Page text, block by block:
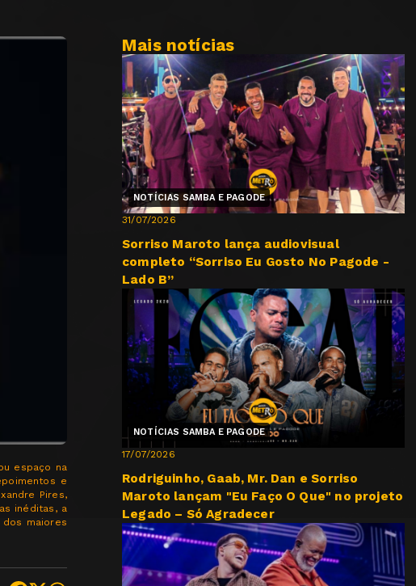
espaço na
e
Pires,
inéditas, a
maiores
Mais notícias
NOTÍCIAS SAMBA E PAGODE
31/07/2026
Sorriso Maroto lança audiovisual
completo “Sorriso Eu Gosto No Pagode -
Lado B”
NOTÍCIAS SAMBA E PAGODE
17/07/2026
Rodriguinho, Gaab, Mr. Dan e Sorriso
Maroto lançam "Eu Faço O Que" no projeto
Legado – Só Agradecer